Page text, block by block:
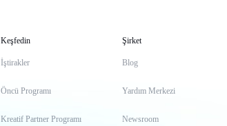
Keşfedin
İştirakler
Öncü Programı
Kreatif Partner Programı
Şirket
Blog
Yardım Merkezi
Newsroom